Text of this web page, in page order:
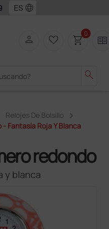
language
search
person favorite_border shopping_cart0 two_pager
Relojes De Bolsillo
Fantasía Roja Y Blanca
redondo
y blanca